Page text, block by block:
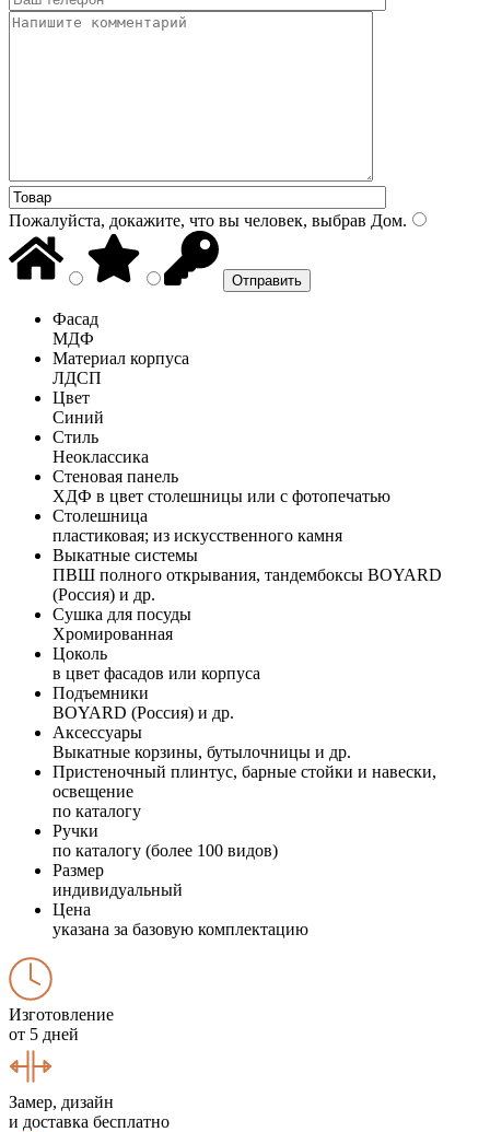
Пожалуйста, докажите, что вы человек, выбрав Дом.
Фасад
МДФ
Материал корпуса
ЛДСП
Цвет
Синий
Стиль
Неоклассика
Стеновая панель
ХДФ в цвет столешницы или с фотопечатью
Столешница
пластиковая; из искусственного камня
Выкатные системы
ПВШ полного открывания, тандембоксы BOYARD
(Россия) и др.
Сушка для посуды
Хромированная
Цоколь
в цвет фасадов или корпуса
Подъемники
BOYARD (Россия) и др.
Аксессуары
Выкатные корзины, бутылочницы и др.
Пристеночный плинтус, барные стойки и навески,
освещение
по каталогу
Ручки
по каталогу (более 100 видов)
Размер
индивидуальный
Цена
указана за базовую комплектацию
Изготовление
от 5 дней
Замер, дизайн
и доставка бесплатно